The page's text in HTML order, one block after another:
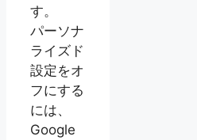
す。
パーソナ
ライズド
設定をオ
フにする
には、
Google